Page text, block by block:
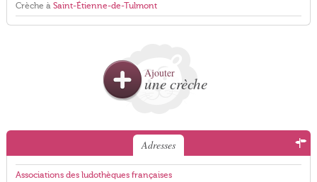
Crèche à Saint-Étienne-de-Tulmont
Ajouter
une crèche
Adresses
Associations des ludothèques françaises